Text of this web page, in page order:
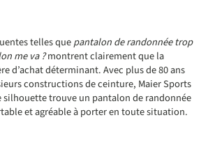
telles quepantalon de randonnée trop
me va ?montrent clairement que la
d’achat déterminant. Avec plus de 80 ans
constructions de ceinture, Maier Sports
silhouette trouve un pantalon de randonnée
et agréable à porter en toute situation.